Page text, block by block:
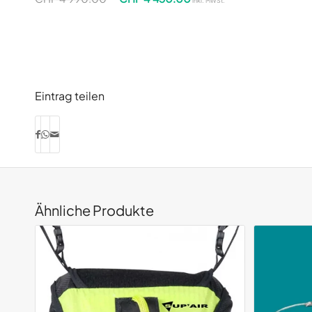
Eintrag teilen
Ähnliche Produkte